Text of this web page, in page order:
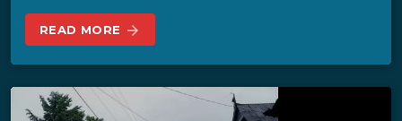
READ MORE arrow_forward